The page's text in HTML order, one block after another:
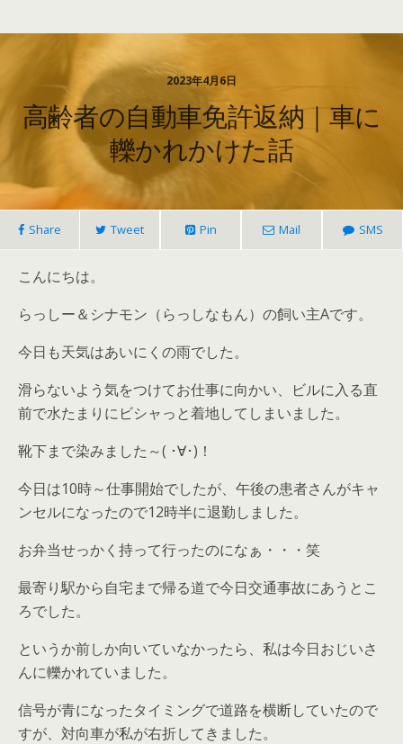
2023年4月6日
高齢者の自動車免許返納｜車に
轢かれかけた話
Share Tweet Pin Mail SMS
こんにちは。
らっしー＆シナモン（らっしなもん）の飼い主Aです。
今日も天気はあいにくの雨でした。
滑らないよう気をつけてお仕事に向かい、ビルに入る直
前で水たまりにビシャっと着地してしまいました。
靴下まで染みました～( ･∀･)！
今日は10時～仕事開始でしたが、午後の患者さんがキャ
ンセルになったので12時半に退勤しました。
お弁当せっかく持って行ったのになぁ・・・笑
最寄り駅から自宅まで帰る道で今日交通事故にあうとこ
ろでした。
というか前しか向いていなかったら、私は今日おじいさ
んに轢かれていました。
信号が青になったタイミングで道路を横断していたので
すが、対向車が私が右折してきました。